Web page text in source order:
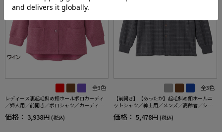
全3色
レディース裏起毛斜め釦ホールポロカーディ
／婦人用／前開き／ポロシャツ／カーディガ
ン【CF】
価格： 3,938円 (税込)
全3色
【前開き】【あったか】起毛斜め釦ホールニ
ットシャツ／紳士用／メンズ／高齢者／シニ
ア／秋冬／名前記入欄付／胸ポケット／洗濯
機OK／おしゃれ／お出かけ／ギフト／プレゼ
価格： 5,478円 (税込)